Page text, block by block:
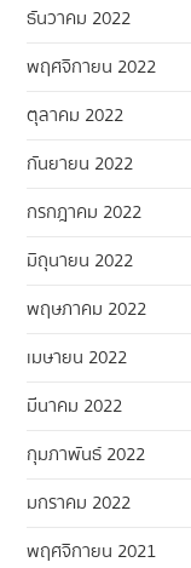
ธันวาคม 2022
พฤศจิกายน 2022
ตุลาคม 2022
กันยายน 2022
กรกฎาคม 2022
มิถุนายน 2022
พฤษภาคม 2022
เมษายน 2022
มีนาคม 2022
กุมภาพันธ์ 2022
มกราคม 2022
พฤศจิกายน 2021